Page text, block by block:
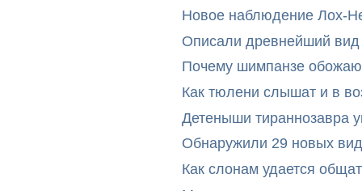
Новое наблюдение Лох-
Описали древнейший
Почему шимпанзе
Как тюлени слышат и в
Детеныши тираннозавра
Обнаружили 29 новых
Как слонам удается